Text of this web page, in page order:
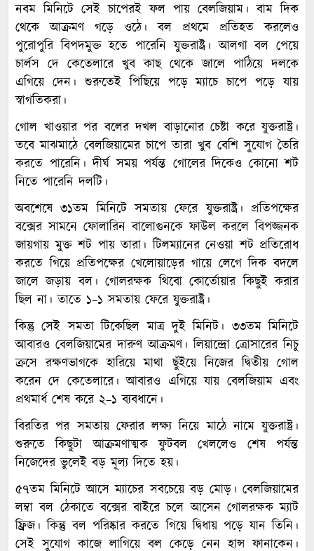
নবম মিনিটে সেই চাপেরই ফল পায় বেলজিয়াম। বাম দিক
থেকে আক্রমণ গড়ে ওঠে। বল প্রথমে প্রতিহত করলেও
পুরোপুরি বিপদমুক্ত হতে পারেনি যুক্তরাষ্ট্র। আলগা বল পেয়ে
চার্লস দে কেতেলারে খুব কাছ থেকে জালে পাঠিয়ে দলকে
এগিয়ে দেন। শুরুতেই পিছিয়ে পড়ে ম্যাচে চাপে পড়ে যায়
স্বাগতিকরা।
গোল খাওয়ার পর বলের দখল বাড়ানোর চেষ্টা করে যুক্তরাষ্ট্র।
তবে মাঝমাঠে বেলজিয়ামের চাপে তারা খুব বেশি সুযোগ তৈরি
করতে পারেনি। দীর্ঘ সময় পর্যন্ত গোলের দিকেও কোনো শট
নিতে পারেনি দলটি।
অবশেষে ৩১তম মিনিটে সমতায় ফেরে যুক্তরাষ্ট্র। প্রতিপক্ষের
বক্সের সামনে ফোলারিন বালোগুনকে ফাউল করলে বিপজ্জনক
জায়গায় মুক্ত শট পায় তারা। টিলম্যানের নেওয়া শট প্রতিরোধ
করতে গিয়ে প্রতিপক্ষের খেলোয়াড়ের গায়ে লেগে দিক বদলে
জালে জড়ায় বল। গোলরক্ষক থিবো কোর্তোয়ার কিছুই করার
ছিল না। তাতে ১–১ সমতায় ফেরে যুক্তরাষ্ট্র।
কিন্তু সেই সমতা টিকেছিল মাত্র দুই মিনিট। ৩৩তম মিনিটে
আবারও বেলজিয়ামের দারুণ আক্রমণ। লিয়ান্দ্রো ত্রোসারের নিচু
ক্রসে রক্ষণভাগকে হারিয়ে মাথা ছুঁইয়ে নিজের দ্বিতীয় গোল
করেন দে কেতেলারে। আবারও এগিয়ে যায় বেলজিয়াম এবং
প্রথমার্ধ শেষ করে ২–১ ব্যবধানে।
বিরতির পর সমতায় ফেরার লক্ষ্য নিয়ে মাঠে নামে যুক্তরাষ্ট্র।
শুরুতে কিছুটা আক্রমণাত্মক ফুটবল খেললেও শেষ পর্যন্ত
নিজেদের ভুলেই বড় মূল্য দিতে হয়।
৫৭তম মিনিটে আসে ম্যাচের সবচেয়ে বড় মোড়। বেলজিয়ামের
লম্বা বল ঠেকাতে বক্সের বাইরে চলে আসেন গোলরক্ষক ম্যাট
ফ্রিজ। কিন্তু বল পরিষ্কার করতে গিয়ে দ্বিধায় পড়ে যান তিনি।
সেই সুযোগ কাজে লাগিয়ে বল কেড়ে নেন হান্স ফানাকেন।